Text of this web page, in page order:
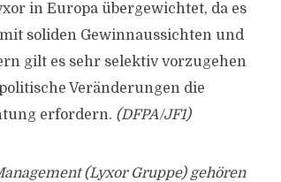
in Europa übergewichtet, da es
soliden Gewinnaussichten und
gilt es sehr selektiv vorzugehen
Veränderungen die
erfordern. (DFPA/JF1)
(Lyxor Gruppe) gehören